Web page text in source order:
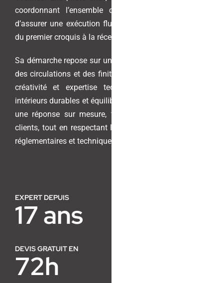
coordonnant l’ensemble des corps de métier afin
d’assurer une exécution fluide, maîtrisée et cohérente,
du premier croquis à la réception du chantier.
Sa démarche repose sur un travail précis des volumes,
des circulations et des finitions. Alliant sens du détail,
créativité et expertise technique, elle conçoit des
intérieurs durables et équilibrés. Son objectif : proposer
une réponse sur mesure, fidèle aux attentes de ses
clients, tout en respectant les contraintes budgétaires,
réglementaires et techniques propres à chaque projet.
EXPERT DEPUIS
17 ans
DEVIS GRATUIT EN
72h